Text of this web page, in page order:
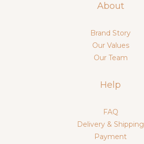
About
Brand Story
Our Values
Our Team
Help
FAQ
Delivery & Shipping
Payment